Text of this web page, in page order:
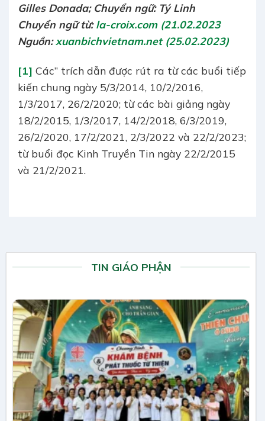
Gilles Donada; Chuyển ngữ: Tý Linh
Chuyển ngữ từ:la-croix.com (21.02.2023
Nguồn:xuanbichvietnam.net (25.02.2023)
[1] Các” trích dẫn được rút ra từ các buổi tiếp
kiến chung ngày 5/3/2014, 10/2/2016,
1/3/2017, 26/2/2020; từ các bài giảng ngày
18/2/2015, 1/3/2017, 14/2/2018, 6/3/2019,
26/2/2020, 17/2/2021, 2/3/2022 và 22/2/2023;
từ buổi đọc Kinh Truyền Tin ngày 22/2/2015
và 21/2/2021.
TIN GIÁO PHẬN